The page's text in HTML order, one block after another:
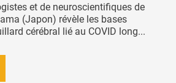
et de neuroscientifiques de
(Japon) révèle les bases
cérébral lié au COVID long...